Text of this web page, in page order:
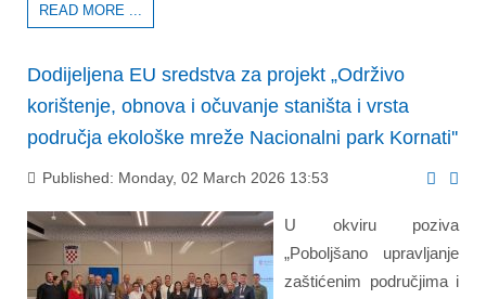
READ MORE ...
Dodijeljena EU sredstva za projekt „Održivo
korištenje, obnova i očuvanje staništa i vrsta
područja ekološke mreže Nacionalni park Kornati''
Published: Monday, 02 March 2026 13:53
U okviru poziva
„Poboljšano upravljanje
zaštićenim područjima i